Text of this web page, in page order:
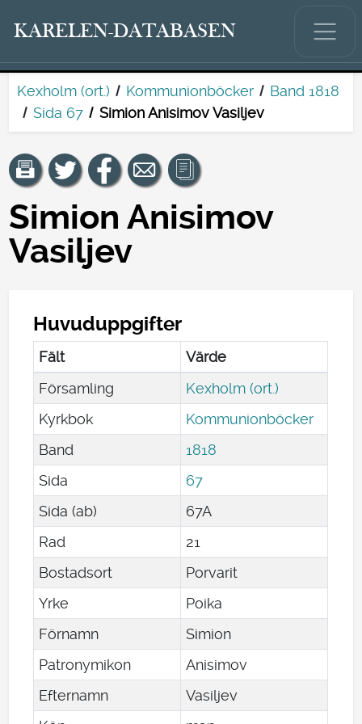
KARELEN-DATABASEN
Kexholm (ort.) Kommunionböcker
Band 1818
Sida 67
Simion Anisimov Vasiljev
Simion Anisimov
Vasiljev
Huvuduppgifter
Fält
Värde
Församling
Kexholm (ort.)
Kyrkbok
Kommunionböcker
Band
1818
Sida
67
Sida (ab)
67A
Rad
21
Bostadsort
Porvarit
Yrke
Poika
Förnamn
Simion
Patronymikon
Anisimov
Efternamn
Vasiljev